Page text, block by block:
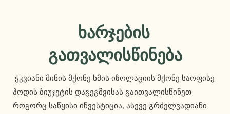
Ხარჯების
Გათვალისწინება
პოდის ბიუჯეტის დაგეგმვისას გაითვალისწინეთ
როგორც საწყისი ინვესტიცია, ასევე გრძელვადიანი